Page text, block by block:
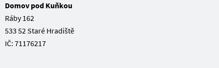
Domov pod Kuňkou
Ráby 162
533 52 Staré Hradiště
IČ: 71176217